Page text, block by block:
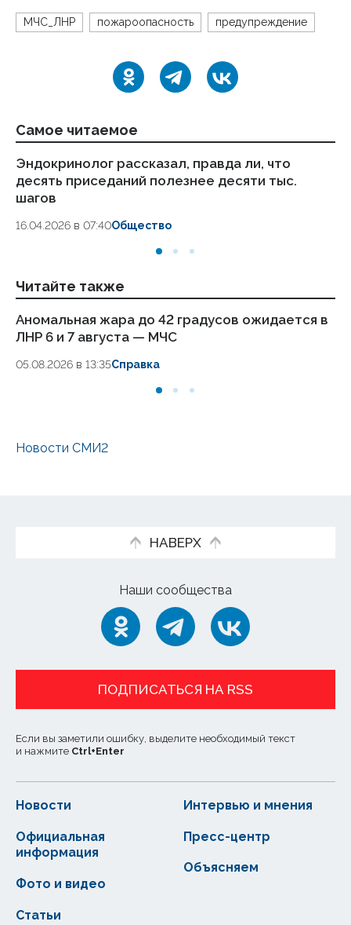
МЧС_ЛНР пожароопасность предупреждение
Самое читаемое
Эндокринолог рассказал, правда ли, что
десять приседаний полезнее десяти тыс.
шагов
16.04.2026 в 07:40Общество
Читайте также
Аномальная жара до 42 градусов ожидается в
ЛНР 6 и 7 августа — МЧС
05.08.2026 в 13:35Справка
Новости СМИ2
НАВЕРХ
Наши сообщества
ПОДПИСАТЬСЯ НА RSS
Если вы заметили ошибку, выделите необходимый текст
и нажмите Ctrl+Enter
Новости
Статьи
Официальная
информация
Интервью и мнения
Фото и видео
Пресс-центр
Объясняем